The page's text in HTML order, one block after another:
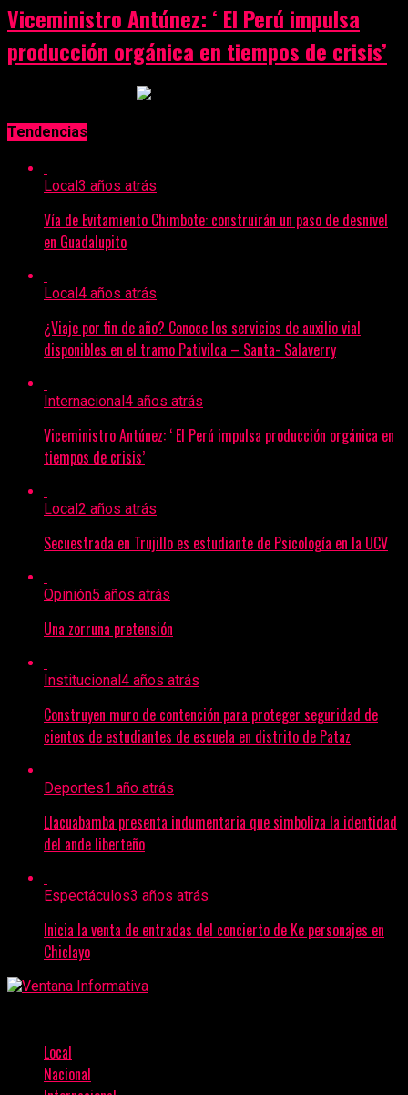
Viceministro Antúnez: ‘ El Perú impulsa
producción orgánica en tiempos de crisis’
Tendencias
Local 3 años atrás
Vía de Evitamiento Chimbote: construirán un paso de desnivel
en Guadalupito
Local 4 años atrás
¿Viaje por fin de año? Conoce los servicios de auxilio vial
disponibles en el tramo Pativilca – Santa- Salaverry
Internacional 4 años atrás
Viceministro Antúnez: ‘ El Perú impulsa producción orgánica en
tiempos de crisis’
Local 2 años atrás
Secuestrada en Trujillo es estudiante de Psicología en la UCV
Opinión5 años atrás
Una zorruna pretensión
Institucional 4 años atrás
Construyen muro de contención para proteger seguridad de
cientos de estudiantes de escuela en distrito de Pataz
Deportes1 año atrás
Llacuabamba presenta indumentaria que simboliza la identidad
del ande liberteño
Espectáculos3 años atrás
Inicia la venta de entradas del concierto de Ke personajes en
Chiclayo
Local
Nacional